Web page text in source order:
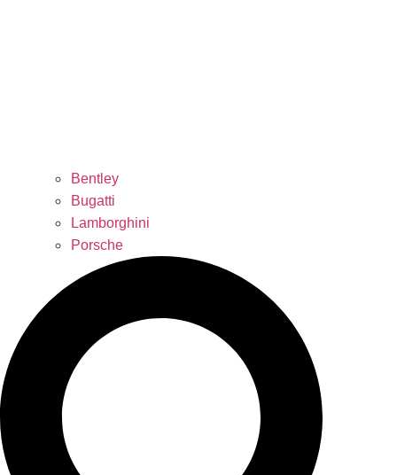
Bentley
Bugatti
Lamborghini
Porsche